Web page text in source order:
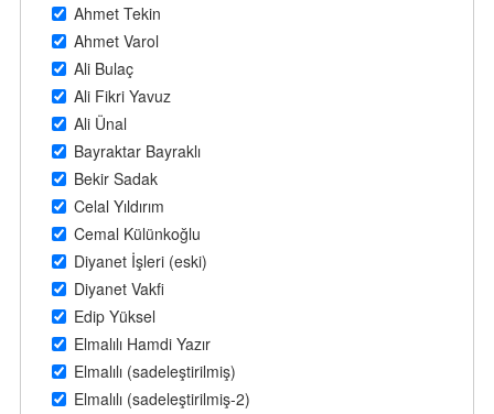
Ahmet Tekin
Ahmet Varol
Ali Bulaç
Ali Fikri Yavuz
Ali Ünal
Bayraktar Bayraklı
Bekir Sadak
Celal Yıldırım
Cemal Külünkoğlu
Diyanet İşleri (eski)
Diyanet Vakfi
Edip Yüksel
Elmalılı Hamdi Yazır
Elmalılı (sadeleştirilmiş)
Elmalılı (sadeleştirilmiş-2)